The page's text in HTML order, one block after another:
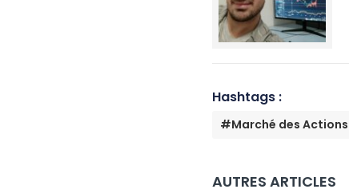
Hashtags :
#Marché des Actions
AUTRES ARTICLES